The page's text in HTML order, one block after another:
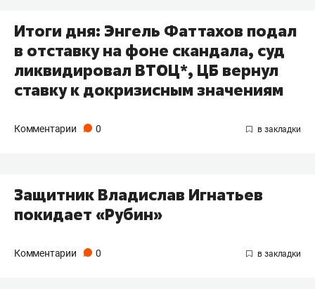
Итоги дня: Энгель Фаттахов подал
в отставку на фоне скандала, суд
ликвидировал ВТОЦ*, ЦБ вернул
ставку к докризисным значениям
Комментарии 0
Защитник Владислав Игнатьев
покидает «Рубин»
Комментарии 0